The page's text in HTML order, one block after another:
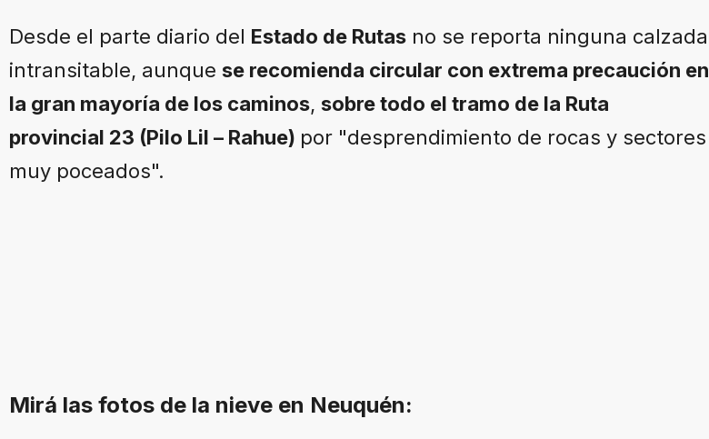
Desde el parte diario del Estado de Rutas no se reporta ninguna calzada
intransitable, aunque se recomienda circular con extrema precaución en
la gran mayoría de los caminos, sobre todo el tramo de la Ruta
provincial 23 (Pilo Lil – Rahue) por "desprendimiento de rocas y sectores
muy poceados".
Mirá las fotos de la nieve en Neuquén: